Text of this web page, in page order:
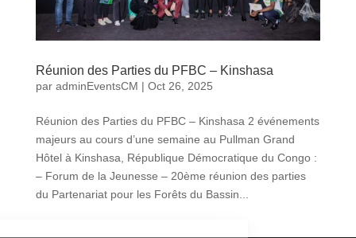
Réunion des Parties du PFBC – Kinshasa
par adminEventsCM | Oct 26, 2025
Réunion des Parties du PFBC – Kinshasa 2 événements
majeurs au cours d’une semaine au Pullman Grand
Hôtel à Kinshasa, République Démocratique du Congo :
– Forum de la Jeunesse – 20ème réunion des parties
du Partenariat pour les Forêts du Bassin...